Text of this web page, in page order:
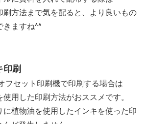
刷方法まで気を配ると、より良いもの
きますね^^
印刷
フセット印刷機で印刷する場合は
使用した印刷方法がおススメです。
に植物油を使用したインキを使った印